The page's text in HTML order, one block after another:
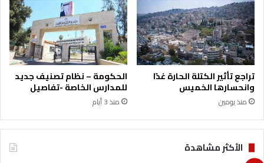
تراجع تأثير الكتلة الحارة غدًا
وانحسارها الخميس
منذ يومين
الحكومة – نظام تصنيف جديد
للمدارس الخاصة -تفاصيل
منذ 3 أيام
الأكثر مشاهدة